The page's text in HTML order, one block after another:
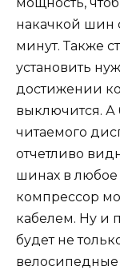
накачкой шин
минут. Также
установить
достижении
выключится.
читаемого
отчетливо
шинах в
компрессор
кабелем. Ну и
будет не